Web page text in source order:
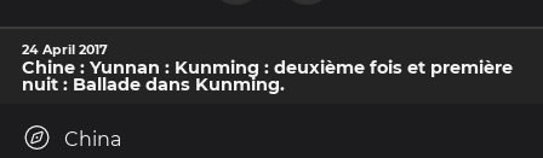
24 April 2017
Chine : Yunnan : Kunming : deuxième fois et première
nuit : Ballade dans Kunming.
China